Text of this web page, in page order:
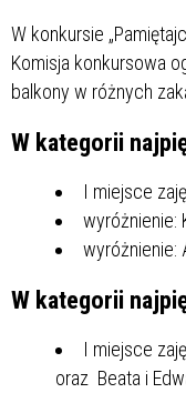
W konkursie
Komisja konkursowa
balkony w różnych
W kategorii
I miejsce
wyróżnienie:
wyróżnienie:
W kategorii
I miejsce
oraz Beata i